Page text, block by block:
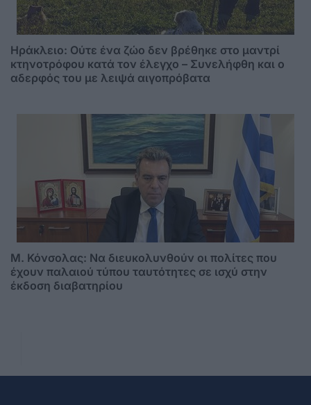
Ηράκλειο: Ούτε ένα ζώο δεν βρέθηκε στο μαντρί
κτηνοτρόφου κατά τον έλεγχο – Συνελήφθη και ο
αδερφός του με λειψά αιγοπρόβατα
Μ. Κόνσολας: Να διευκολυνθούν οι πολίτες που
έχουν παλαιού τύπου ταυτότητες σε ισχύ στην
έκδοση διαβατηρίου